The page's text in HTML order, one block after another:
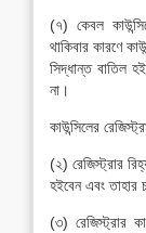
(৭) কেবল
থাকিবার কারণে
সিদ্ধান্ত বাতিল
না।
কাউন্সিলের
(২) রেজিস্ট্রার
হইবেন এবং তাহার
(৩) রেজিস্ট্রার